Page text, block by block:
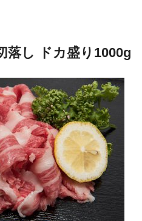
落し ドカ盛り1000g